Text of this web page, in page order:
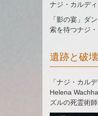
ナジ・カルデ
「影の宴」ダ
索を待つナジ
遺跡と破壊
「ナジ・カル
Helena
ズルの死霊術